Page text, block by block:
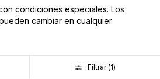
condiciones especiales. Los
cambiar en cualquier
Filtrar (1)